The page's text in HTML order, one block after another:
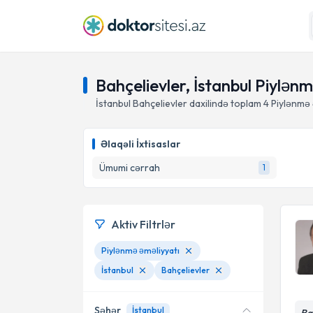
Bahçelievler, İstanbul
İstanbul Bahçelievler daxilində toplam 4Piylənmə
Əlaqəli İxtisaslar
Ümumi cərrah
1
Aktiv Filtrlər
Piylənmə əməliyyatı
İstanbul
Bahçelievler
Şəhər İstanbul